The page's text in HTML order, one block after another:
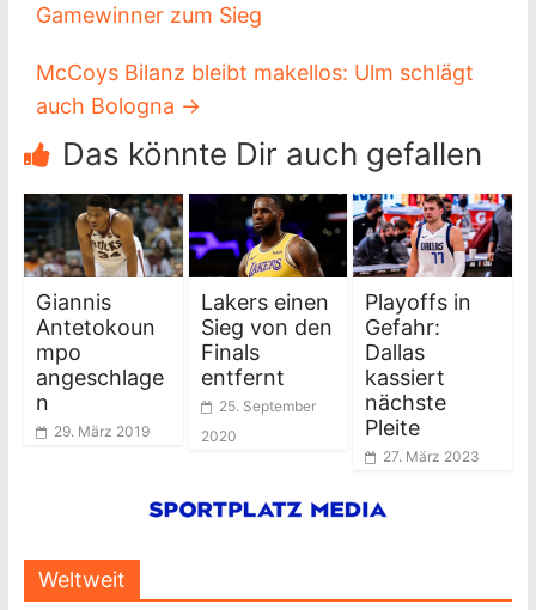
Gamewinner zum Sieg
McCoys Bilanz bleibt makellos: Ulm schlägt
auch Bologna →
Das könnte Dir auch gefallen
Giannis
Antetokoun
mpo
angeschlage
n
29. März 2019
Lakers einen
Sieg von den
Finals
entfernt
25. September
2020
Playoffs in
Gefahr:
Dallas
kassiert
nächste
Pleite
27. März 2023
Weltweit